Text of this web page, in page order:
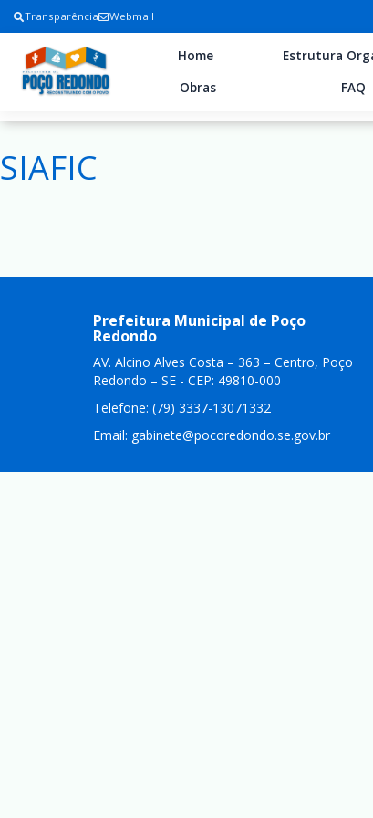
Transparência Webmail
Home Estrutura
Obras
FAQ
SIAFIC
Prefeitura Municipal de Poço
Redondo
AV. Alcino Alves Costa – 363 – Centro, Poço
Redondo – SE - CEP: 49810-000
Telefone: (79) 3337-13071332
Email: gabinete@pocoredondo.se.gov.br